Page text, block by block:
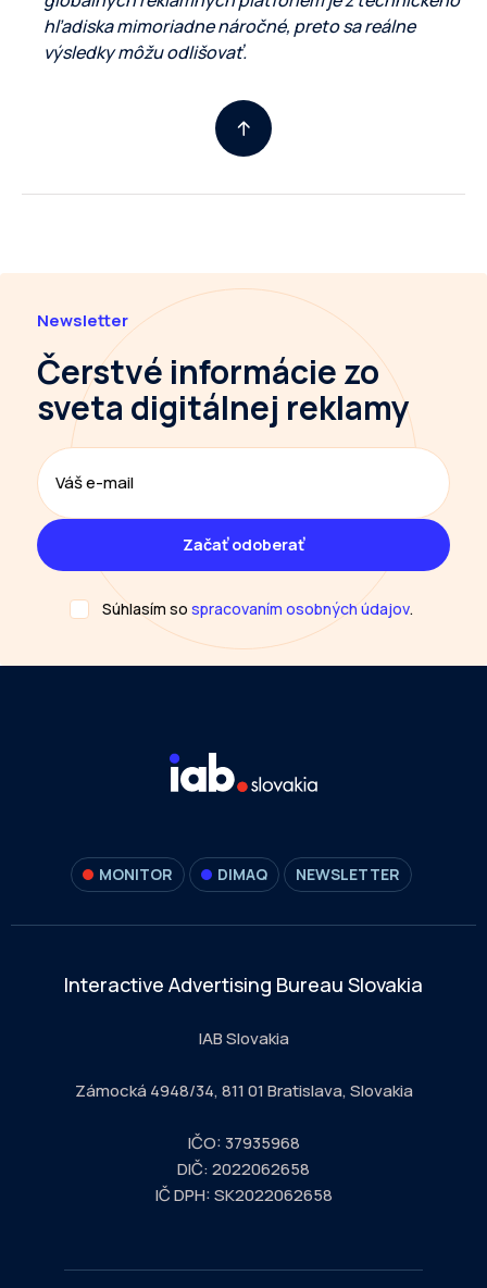
hľadiska mimoriadne náročné, preto sa reálne
výsledky môžu odlišovať.
Newsletter
Čerstvé informáciezo
sveta digitálnej reklamy
Súhlasím sospracovaním osobných údajov.
MONITOR DIMAQ NEWSLETTER
Interactive Advertising Bureau Slovakia
IAB Slovakia
Zámocká 4948/34, 811 01 Bratislava, Slovakia
IČO: 37935968
DIČ: 2022062658
IČ DPH: SK2022062658